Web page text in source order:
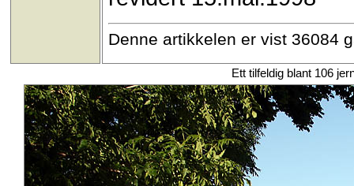
Denne artikkelen er vist 36084
Ett tilfeldig blant 106